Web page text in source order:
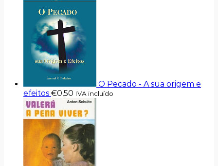
O Pecado - A sua origem e
efeitos €0,50 IVA incluído